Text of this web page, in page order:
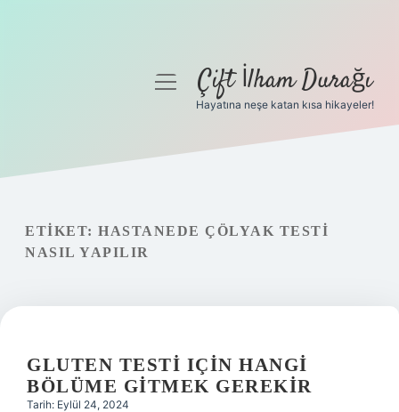
Gizlilik Politikası
Hakkımızda
menüyüÇift İlham Durağı
Hayatına neşe katan kısa hikayeler!
ETIKET: HASTANEDE ÇÖLYAK TESTI
NASIL YAPILIR
GLUTEN TESTI IÇIN HANGI
BÖLÜME GITMEK GEREKIR
Tarih: Eylül 24, 2024